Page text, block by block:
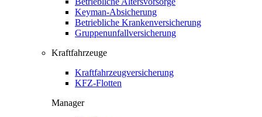
Keyman-Absicherung
Betriebliche Krankenversicherung
Gruppenunfallversicherung
Kraftfahrzeuge
Kraftfahrzeugversicherung
KFZ-Flotten
Manager